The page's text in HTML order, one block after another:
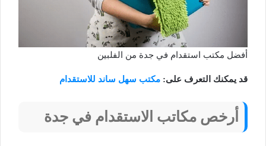
أفضل مكتب استقدام في جدة من الفلبين
قد يمكنك التعرف على: مكتب سهل ساند للاستقدام
أرخص مكاتب الاستقدام في جدة